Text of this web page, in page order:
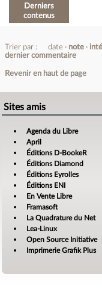
Derniers
contenus
Trier par : date note
dernier commentaire
Revenir en haut de page
Sites amis
Agenda du Libre
April
Éditions D-BookeR
Éditions Diamond
Éditions Eyrolles
Éditions ENI
En Vente Libre
Framasoft
La Quadrature du Net
Lea-Linux
Open Source Initiative
Imprimerie Grafik Plus